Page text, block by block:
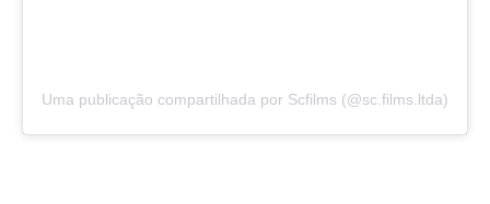
Uma publicação compartilhada por Scfilms (@sc.films.ltda)